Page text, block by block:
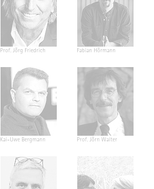
Prof. Jörg Friedrich Fabian Hörmann
Kai-Uwe Bergmann Prof. Jörn Walter